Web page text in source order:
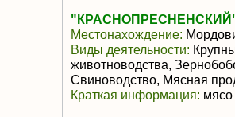
Местонахождение:
Виды деятельности:
животноводства,
Свиноводство, Мясная
Краткая информация: мясо